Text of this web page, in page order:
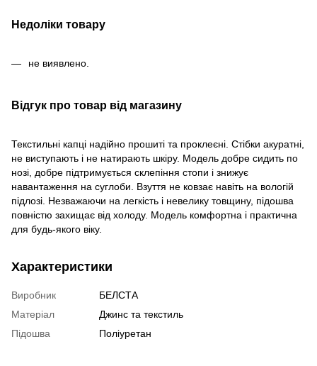
Недоліки товару
не виявлено.
Відгук про товар від магазину
Текстильні капці надійно прошиті та проклеєні. Стібки акуратні,
не виступають і не натирають шкіру. Модель добре сидить по
нозі, добре підтримується склепіння стопи і знижує
навантаження на суглоби. Взуття не ковзає навіть на вологій
підлозі. Незважаючи на легкість і невелику товщину, підошва
повністю захищає від холоду. Модель комфортна і практична
для будь-якого віку.
Характеристики
Виробник
БЕЛСТА
Матеріал
Джинс та текстиль
Підошва
Поліуретан